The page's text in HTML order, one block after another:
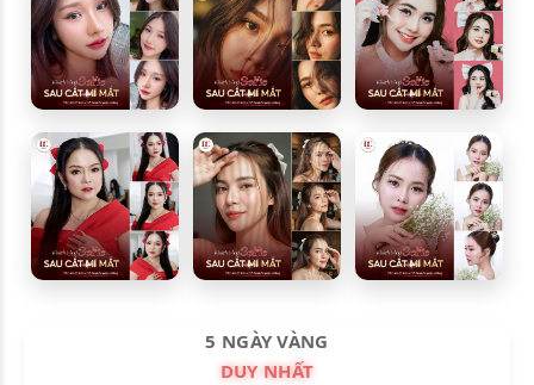
5 NGÀY VÀNG
DUY NHẤT